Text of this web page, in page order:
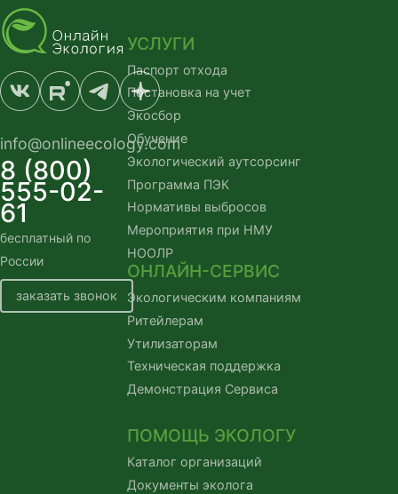
info@onlineecology.com
8 (800)
555-02-
61
бесплатный по
России
заказать звонок
УСЛУГИ
Паспорт отхода
Постановка на учет
Экосбор
Обучение
Экологический аутсорсинг
Программа ПЭК
Нормативы выбросов
Мероприятия при НМУ
НООЛР
ОНЛАЙН-СЕРВИС
Экологическим компаниям
Ритейлерам
Утилизаторам
Техническая поддержка
Демонстрация Сервиса
ПОМОЩЬ ЭКОЛОГУ
Каталог организаций
Документы эколога